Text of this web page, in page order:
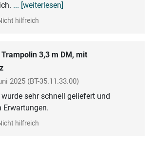
... [weiterlesen]
hilfreich
Trampolin 3,3 m DM, mit
2025 (BT-35.11.33.00)
sehr schnell geliefert und
Erwartungen.
hilfreich